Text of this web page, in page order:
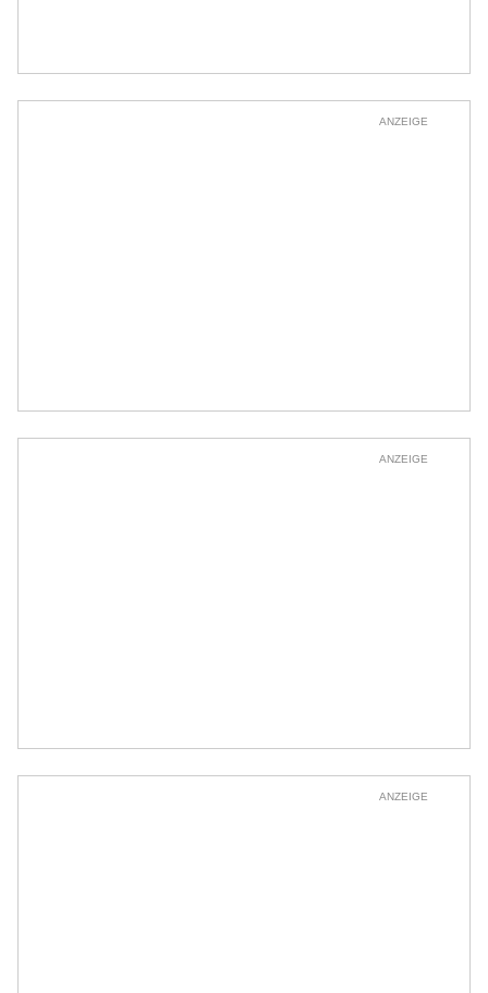
ANZEIGE
ANZEIGE
ANZEIGE